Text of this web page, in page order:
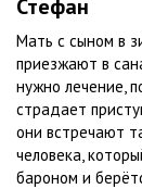
Стефан
Мать с сыном в
приезжают в
нужно лечение,
страдает
они встречают
человека,
бароном и